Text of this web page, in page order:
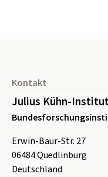
Kontakt
Julius Kühn-
Erwin-Baur-Str. 27
06484Quedlinburg
Deutschland